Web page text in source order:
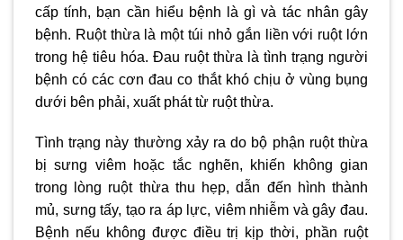
cấp tính, bạn cần hiểu bệnh là gì và tác nhân gây
bệnh. Ruột thừa là một túi nhỏ gắn liền với ruột lớn
trong hệ tiêu hóa. Đau ruột thừa là tình trạng người
bệnh có các cơn đau co thắt khó chịu ở vùng bụng
dưới bên phải, xuất phát từ ruột thừa.
Tình trạng này thường xảy ra do bộ phận ruột thừa
bị sưng viêm hoặc tắc nghẽn, khiến không gian
trong lòng ruột thừa thu hẹp, dẫn đến hình thành
mủ, sưng tấy, tạo ra áp lực, viêm nhiễm và gây đau.
Bệnh nếu không được điều trị kịp thời, phần ruột